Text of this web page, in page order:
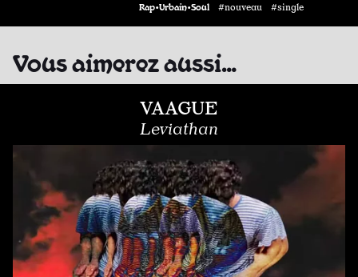
Rap•Urbain•Soul #nouveau #single
Vous aimerez aussi…
VAAGUE
Leviathan